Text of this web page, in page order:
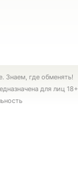
Знаем, где обменять!
для лиц 18+